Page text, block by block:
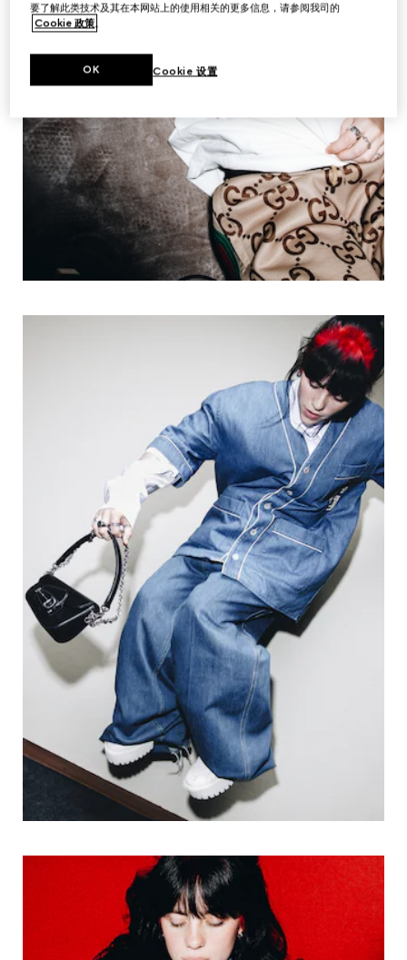
要了解此类技术及其在本网站上的使用相关的更多信息，请参阅我司的
Cookie 政策。
Cookie 设置
OK